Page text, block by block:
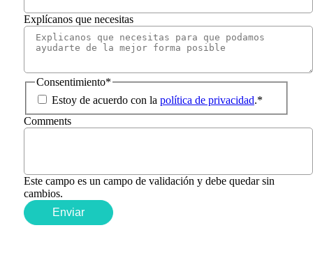
Explícanos que necesitas
Consentimiento*
Estoy de acuerdo con la política de privacidad.*
Comments
Este campo es un campo de validación y debe quedar sin
cambios.